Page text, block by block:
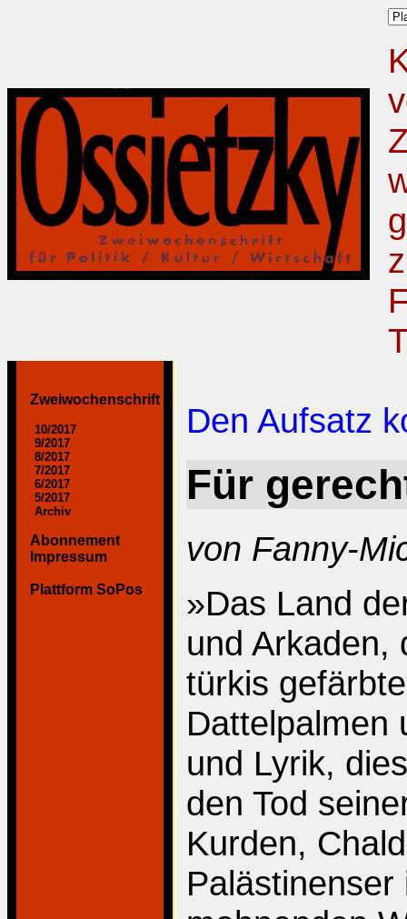
Zweiwochenschrift
10/2017
9/2017
8/2017
7/2017
6/2017
5/2017
Archiv
Abonnement
Impressum
Plattform SoPos
Den Aufsatz
Für
von Fanny-
»Das Land
und Arkaden,
türkis
Dattelpalmen
und Lyrik,
den Tod
Kurden,